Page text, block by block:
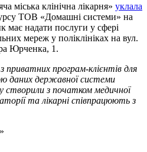
міська клінічна лікарня» уклала
ТОВ «Домашні системи» на
має надати послуги у сфері
мереж у поліклініках на вул.
Юрченка, 1.
приватних програм-клієнтів для
даних державної системи
створили з початком медичної
та лікарні співпрацюють з